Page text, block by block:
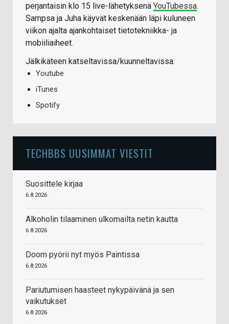
perjantaisin klo 15 live-lähetyksenä YouTubessa.
Sampsa ja Juha käyvät keskenään läpi kuluneen
viikon ajalta ajankohtaiset tietotekniikka- ja
mobiiliaiheet.
Jälkikäteen katseltavissa/kuunneltavissa:
Youtube
iTunes
Spotify
TECHBBS UUSIMMAT VIESTIT
Suosittele kirjaa
6.8.2026
Alkoholin tilaaminen ulkomailta netin kautta
6.8.2026
Doom pyörii nyt myös Paintissa
6.8.2026
Pariutumisen haasteet nykypäivänä ja sen
vaikutukset
6.8.2026